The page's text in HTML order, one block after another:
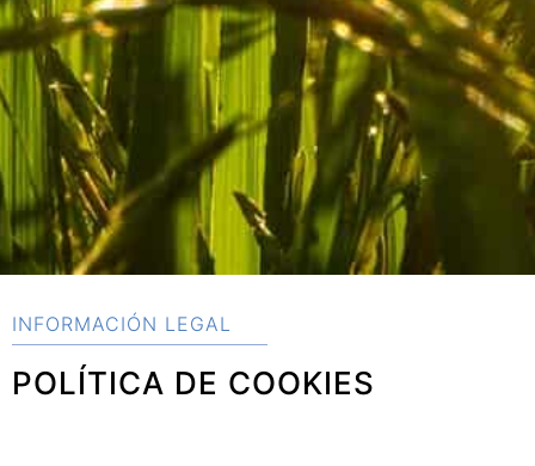
INFORMACIÓN LEGAL
POLÍTICA DE COOKIES